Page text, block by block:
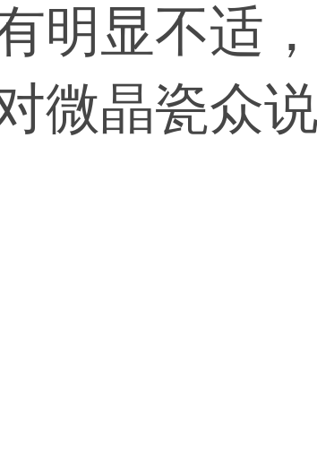
明显不适
微晶瓷众
不会有影